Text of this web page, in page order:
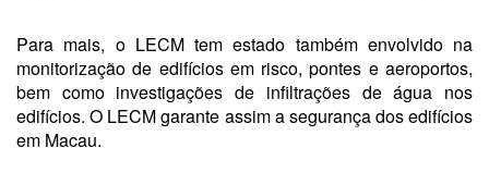
Para mais, o LECM tem estado também envolvido na
monitorização de edifícios em risco, pontes e aeroportos,
bem como investigações de infiltrações de água nos
edifícios. O LECM garante assim a segurança dos edifícios
em Macau.